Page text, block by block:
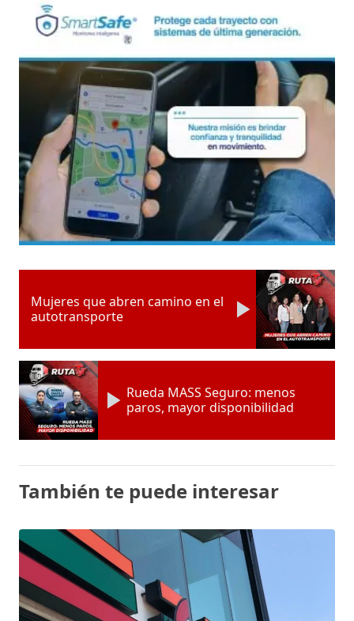
Mujeres que abren camino en el
autotransporte
Rueda MASS Seguro: menos
paros, mayor disponibilidad
También te puede interesar